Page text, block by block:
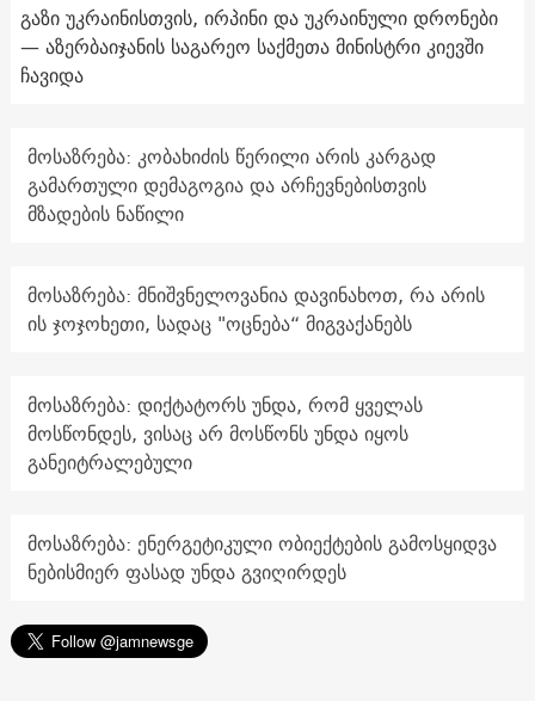
გაზი უკრაინისთვის, ირპინი და უკრაინული დრონები
— აზერბაიჯანის საგარეო საქმეთა მინისტრი კიევში
ჩავიდა
მოსაზრება: კობახიძის წერილი არის კარგად
გამართული დემაგოგია და არჩევნებისთვის
მზადების ნაწილი
მოსაზრება: მნიშვნელოვანია დავინახოთ, რა არის
ის ჯოჯოხეთი, სადაც "ოცნება“ მიგვაქანებს
მოსაზრება: დიქტატორს უნდა, რომ ყველას
მოსწონდეს, ვისაც არ მოსწონს უნდა იყოს
განეიტრალებული
მოსაზრება: ენერგეტიკული ობიექტების გამოსყიდვა
ნებისმიერ ფასად უნდა გვიღირდეს